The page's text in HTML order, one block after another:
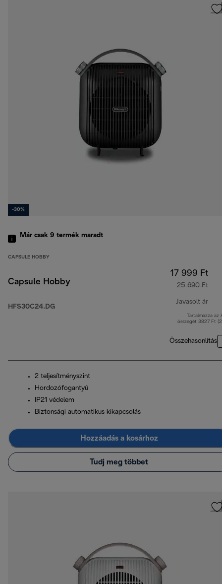
-30%
Már csak 9 termék maradt
CAPSULE HOBBY
Capsule Hobby
HFS30C24.DG
17 999 Ft
25 690 Ft
Javasolt ár
Tartalmazza az
összegét 3827 Ft
Összehasonlítás
2 teljesítményszint
Hordozófogantyú
IP21 védelem
Biztonsági automatikus kikapcsolás
Hozzáadás a kosárhoz
Tudj meg többet